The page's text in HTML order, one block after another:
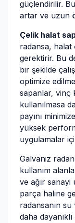
güçlendirilir. Bu
artar ve uzun
Çelik halat
radansa, halat
gerektirir. Bu
bir şekilde
optimize
sapanlar, vinç
kullanılmasa
payını
yüksek
uygulamalar
Galvaniz
kullanım
ve ağır sanayi
parça haline
radansanın su
daha